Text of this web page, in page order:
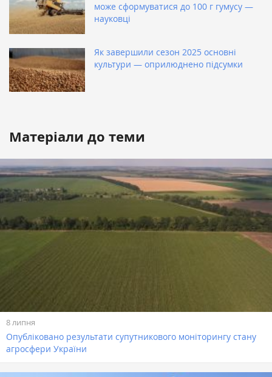
може сформуватися до 100 г гумусу —
науковці
Як завершили сезон 2025 основні
культури — оприлюднено підсумки
Матеріали до теми
8 липня
Опубліковано результати супутникового моніторингу стану
агросфери України